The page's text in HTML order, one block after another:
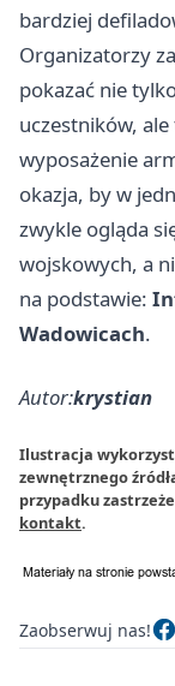
bardziej
Organizatorzy
pokazać nie
uczestników,
wyposażenie
okazja, by w
zwykle ogląda
wojskowych, a
na podstawie:
Wadowicach.
Autor:krystian
Ilustracja
zewnętrznego
przypadku
kontakt.
Zaobserwuj nas!